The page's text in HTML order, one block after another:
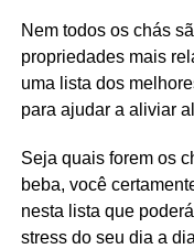
Nem todos os chás
propriedades mais
uma lista dos
para ajudar a aliviar
Seja quais forem os
beba, você
nesta lista que
stress do seu dia a